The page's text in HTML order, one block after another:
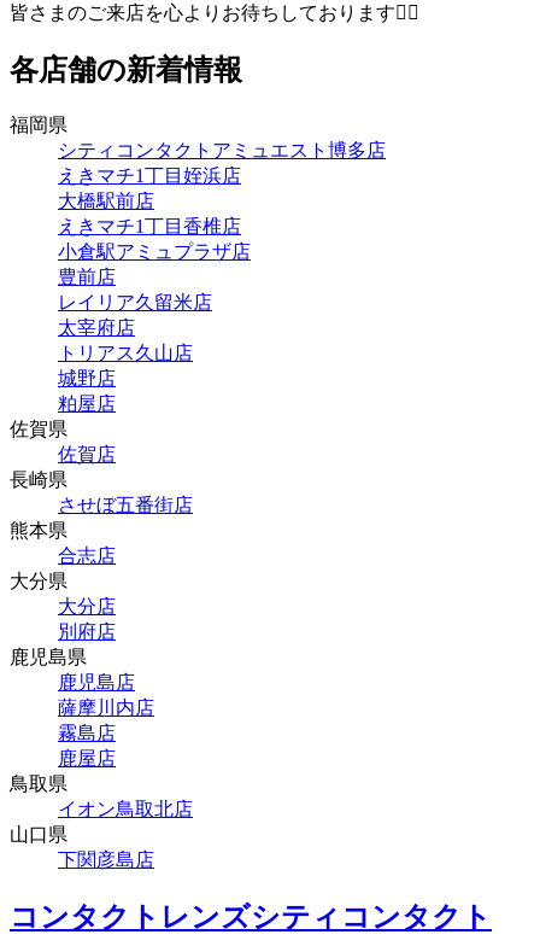
皆さまのご来店を心よりお待ちしております🙇‍♀️
各店舗の新着情報
福岡県
シティコンタクトアミュエスト博多店
えきマチ1丁目姪浜店
大橋駅前店
えきマチ1丁目香椎店
小倉駅アミュプラザ店
豊前店
レイリア久留米店
太宰府店
トリアス久山店
城野店
粕屋店
佐賀県
佐賀店
長崎県
させぼ五番街店
熊本県
合志店
大分県
大分店
別府店
鹿児島県
鹿児島店
薩摩川内店
霧島店
鹿屋店
鳥取県
イオン鳥取北店
山口県
下関彦島店
コンタクトレンズシティコンタクト